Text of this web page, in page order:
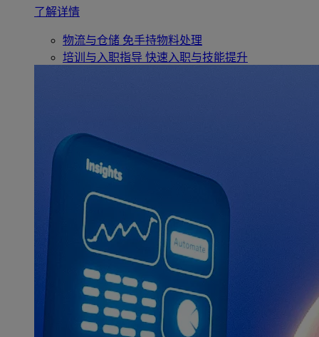
了解详情
物流与仓储 免手持物料处理
培训与入职指导 快速入职与技能提升